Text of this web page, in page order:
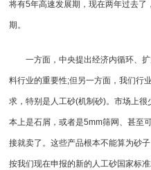
将有5年高速发展期，现在两年过去
期。
一方面，中央提出经济内循环、扩
料行业的重要性;但另一方面，我们行
求，特别是人工砂(机制砂)。市场上很
本上是石屑，或者是5mm筛网、甚至
接就卖了。这些产品根本不能算为砂
按我们现在申报的新的人工砂国家标准